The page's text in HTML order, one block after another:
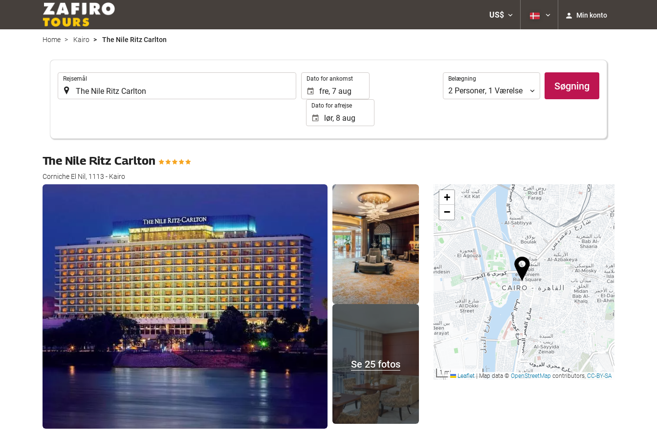
US$ Min konto
Home Kairo The Nile Ritz Carlton
Rejsemål Dato for ankomst
Dato for afrejse
Belægning
Belægning
2 Personer, 1 Værelse Søgning
The Nile Ritz Carlton
Corniche El Nil, 1113 - Kairo
Se 25 fotos
Se 25 fotos
+
−
1 mi Leaflet |Map data © OpenStreetMap contributors, CC-BY-SA